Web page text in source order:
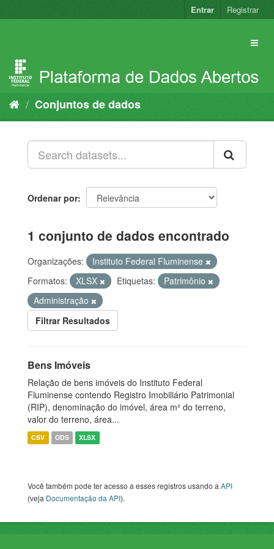
para
Entrar Registrar
Conjuntos de dados
Ordenar por
1 conjunto de dados encontrado
Organizações:
Instituto Federal Fluminense
Formatos:
XLSX Etiquetas:
Patrimônio
Administração
Filtrar Resultados
Bens Imóveis
Relação de bens imóveis do Instituto Federal
Fluminense contendo Registro Imobiliário Patrimonial
(RIP), denominação do imóvel, área m² do terreno,
valor do terreno, área...
CSV ODS XLSX
Você também pode ter acesso a esses registros usando aAPI
(veja Documentação da API).